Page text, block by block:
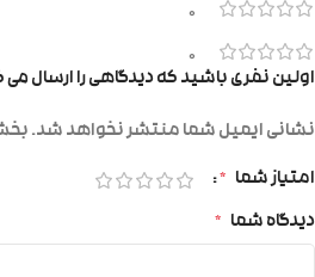
0
0
اولین نفری باشید که دیدگاهی را ارسال می
نشانی ایمیل شما منتشر نخواهد شد.
امتیاز شما *
دیدگاه شما *